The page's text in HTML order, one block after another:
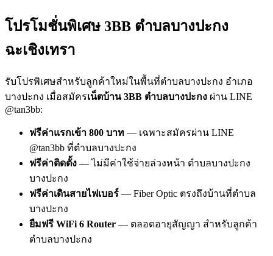
โปรโมชั่นพิเศษ 3BB ตำบลบางปะกง
ฉะเชิงเทรา
รับโปรพิเศษสำหรับลูกค้าใหม่ในพื้นที่ตำบลบางปะกง อำเภอ
บางปะกง เมื่อสมัครเน็ตบ้าน 3BB ตำบลบางปะกง ผ่าน LINE
@tan3bb:
ฟรีค่าแรกเข้า 800 บาท — เฉพาะสมัครผ่าน LINE
@tan3bb ที่ตำบลบางปะกง
ฟรีค่าติดตั้ง — ไม่มีค่าใช้จ่ายล่วงหน้า ตำบลบางปะกง
บางปะกง
ฟรีค่าเดินสายไฟเบอร์ — Fiber Optic ตรงถึงบ้านที่ตำบล
บางปะกง
ยืมฟรี WiFi 6 Router — ตลอดอายุสัญญา สำหรับลูกค้า
ตำบลบางปะกง